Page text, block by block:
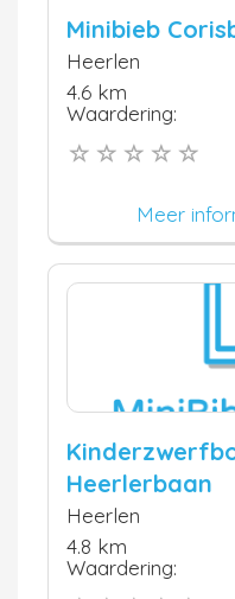
Minibieb
Heerlen
4.6 km
Waardering:
Meer
Heerlerbaan
Heerlen
4.8 km
Waardering: